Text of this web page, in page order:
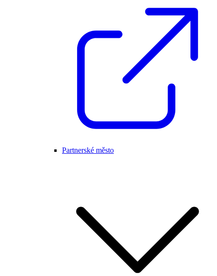
Partnerské město